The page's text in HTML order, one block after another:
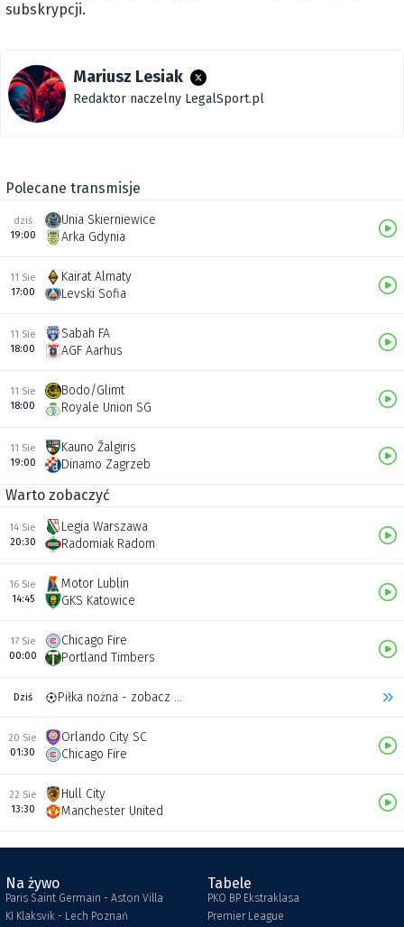
subskrypcji.
Mariusz Lesiak
Redaktor naczelny LegalSport.pl
Polecane transmisje
dziś
19:00
Unia Skierniewice
Arka Gdynia
11 Sie
17:00
Kairat Almaty
Levski Sofia
11 Sie
18:00
Sabah FA
AGF Aarhus
11 Sie
18:00
Bodo/Glimt
Royale Union SG
11 Sie
19:00
Kauno Žalgiris
Dinamo Zagrzeb
Warto zobaczyć
14 Sie
20:30
Legia Warszawa
Radomiak Radom
16 Sie
14:45
Motor Lublin
GKS Katowice
17 Sie
00:00
Chicago Fire
Portland Timbers
Dziś Piłka nożna - zobacz inne transmisje
20 Sie
01:30
Orlando City SC
Chicago Fire
22 Sie
13:30
Hull City
Manchester United
Na żywo
Paris Saint Germain - Aston Villa
KI Klaksvik - Lech Poznań
Tabele
PKO BP Ekstraklasa
Premier League